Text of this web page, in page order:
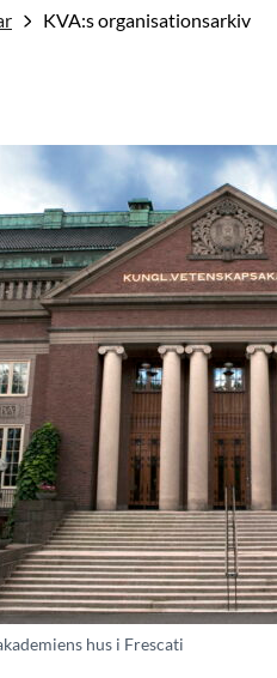
KVA:s organisationsarkiv
hus i Frescati